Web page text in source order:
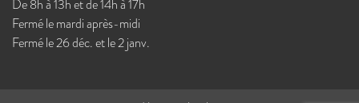
De 8h à 13h et de 14h à 17h
Fermé le mardi après-midi
Fermé le 26 déc. et le 2 janv.